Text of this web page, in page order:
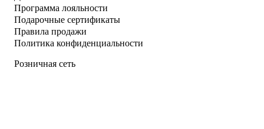
Программа лояльности
Подарочные сертификаты
Правила продажи
Политика конфиденциальности
Розничная сеть